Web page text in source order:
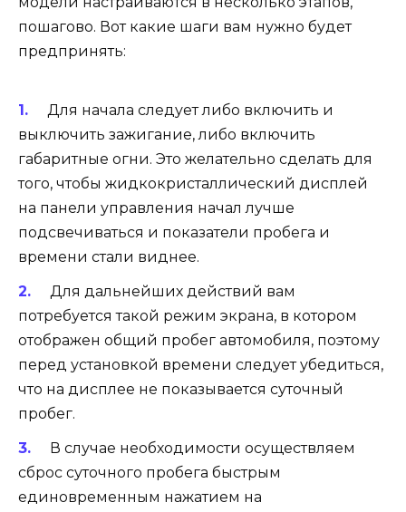
пошагово. Вот какие шаги вам нужно будет
предпринять:
Для начала следует либо включить и
выключить зажигание, либо включить
габаритные огни. Это желательно сделать для
того, чтобы жидкокристаллический дисплей
на панели управления начал лучше
подсвечиваться и показатели пробега и
времени стали виднее.
Для дальнейших действий вам
потребуется такой режим экрана, в котором
отображен общий пробег автомобиля, поэтому
перед установкой времени следует убедиться,
что на дисплее не показывается суточный
пробег.
В случае необходимости осуществляем
сброс суточного пробега быстрым
единовременным нажатием на